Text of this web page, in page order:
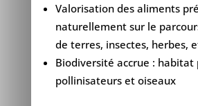
Valorisation des aliments
naturellement sur le
de terres, insectes, herbes,
Biodiversité accrue : habitat
pollinisateurs et oiseaux